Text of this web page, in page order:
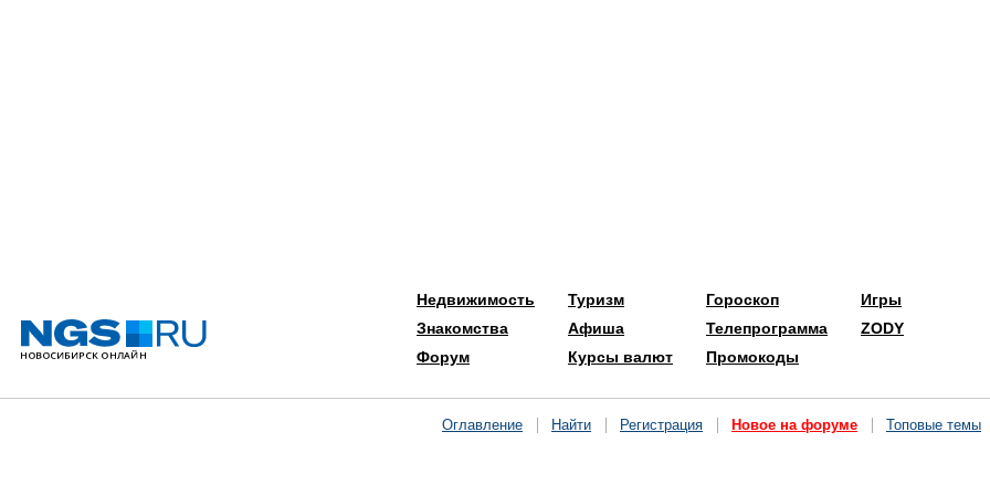
Недвижимость
Знакомства
Форум
Туризм
Афиша
Курсы валют
Гороскоп
Телепрограмма
Промокоды
Игры
ZODY
Оглавление Найти Регистрация Новое на форуме Топовые темы